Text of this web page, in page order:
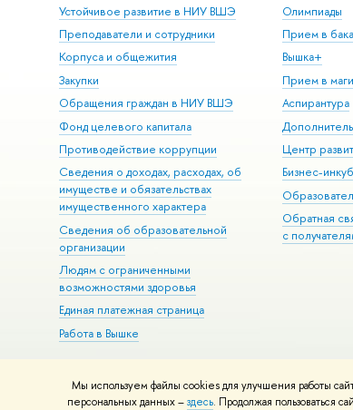
Мы используем файлы cookies для улучшения работы
персональных данных –здесь. Продолжая пользоваться
Устойчивое развитие в НИУ ВШЭ
Преподаватели и сотрудники
Корпуса и общежития
Закупки
Обращения граждан в НИУ ВШЭ
Фонд целевого капитала
Противодействие коррупции
Сведения о доходах, расходах, об
имуществе и обязательствах
имущественного характера
Сведения об образовательной
организации
Людям с ограниченными
возможностями здоровья
Единая платежная страница
Работа в Вышке
Олимпиады
Прием в
Вышка+
Прием в
Аспирантура
Центр
Бизнес-
Обратная
с
© НИУ ВШЭ 1993–2026 Адреса и контакты Условия
Шрифты HSE Sans и HSE Slab разработаны вШколе